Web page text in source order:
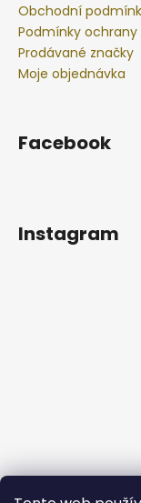
Obchodní
Podmínky
Prodávané značky
Moje objednávka
Facebook
Instagram